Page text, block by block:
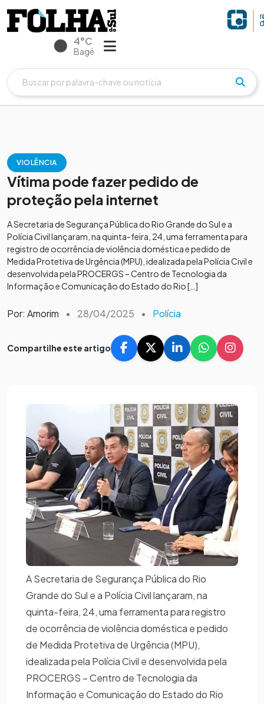
4°C
Bagé
VIOLÊNCIA
Vítima pode fazer pedido de
proteção pela internet
A Secretaria de Segurança Pública do Rio Grande do Sul e a
Polícia Civil lançaram, na quinta-feira, 24, uma ferramenta para
registro de ocorrência de violência doméstica e pedido de
Medida Protetiva de Urgência (MPU), idealizada pela Polícia Civil e
desenvolvida pela PROCERGS – Centro de Tecnologia da
Informação e Comunicação do Estado do Rio […]
Por: Amorim • 28/04/2025 • Polícia
Compartilhe este artigo
A Secretaria de Segurança Pública do Rio
Grande do Sul e a Polícia Civil lançaram, na
quinta-feira, 24, uma ferramenta para registro
de ocorrência de violência doméstica e pedido
de Medida Protetiva de Urgência (MPU),
idealizada pela Polícia Civil e desenvolvida pela
PROCERGS – Centro de Tecnologia da
Informação e Comunicação do Estado do Rio